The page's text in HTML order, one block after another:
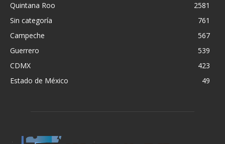
Quintana Roo
2581
Sin categoría
761
Campeche
567
Guerrero
539
CDMX
423
Estado de México
49